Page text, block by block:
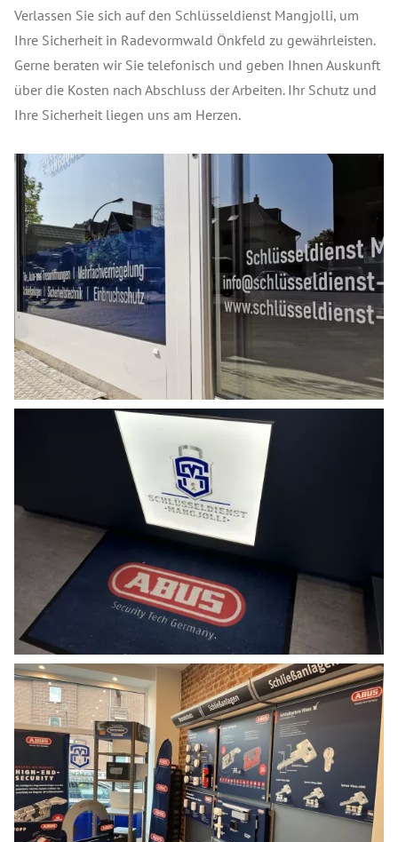
Verlassen Sie sich auf den Schlüsseldienst Mangjolli, um
Ihre Sicherheit in Radevormwald Önkfeld zu gewährleisten.
Gerne beraten wir Sie telefonisch und geben Ihnen Auskunft
über die Kosten nach Abschluss der Arbeiten. Ihr Schutz und
Ihre Sicherheit liegen uns am Herzen.